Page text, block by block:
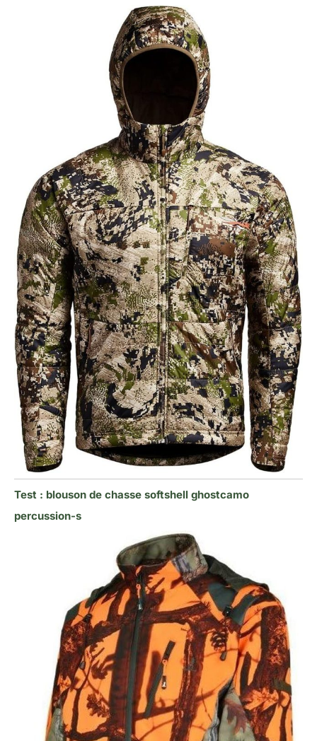
Test : blouson de chasse softshell ghostcamo
percussion-s